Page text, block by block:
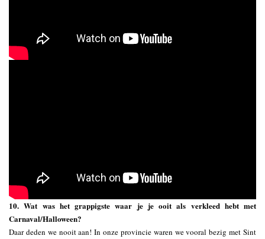
10. Wat was het grappigste waar je je ooit als verkleed hebt met
Carnaval/Halloween?
Daar deden we nooit aan! In onze provincie waren we vooral bezig met Sint